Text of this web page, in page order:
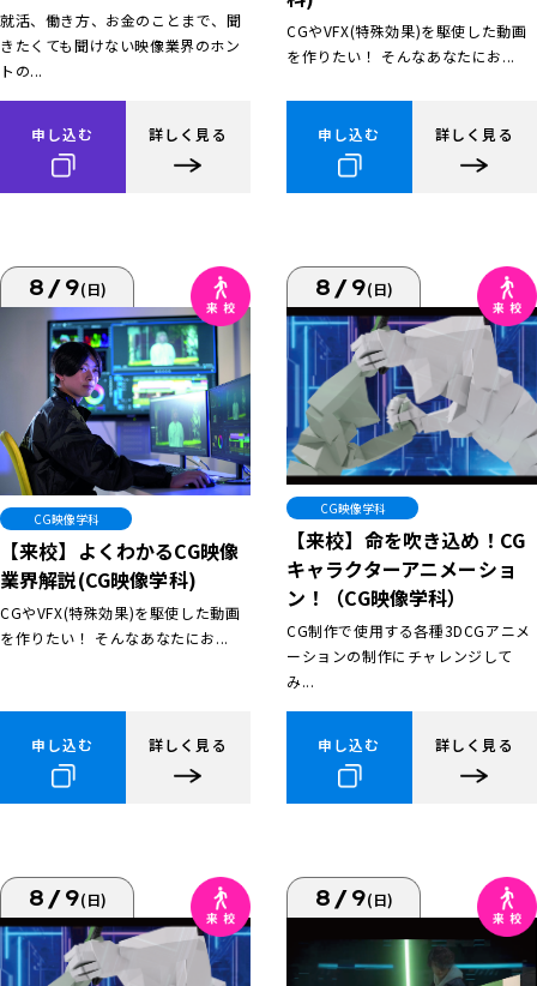
就活、働き方、お金のことまで、聞
きたくても聞けない映像業界のホン
トの...
申し込む 詳しく見る
CGやVFX(特殊効果)を駆使した動画
を作りたい！ そんなあなたにお...
申し込む 詳しく見る
8/9(日)
CG映像学科
【来校】よくわかるCG映像
業界解説(CG映像学科)
CGやVFX(特殊効果)を駆使した動画
を作りたい！ そんなあなたにお...
申し込む 詳しく見る
8/9(日)
CG映像学科
【来校】命を吹き込め！CG
キャラクターアニメーショ
ン！（CG映像学科）
CG制作で使用する各種3DCGアニメ
ーションの制作にチャレンジして
み...
申し込む 詳しく見る
8/9(日) 8/9(日)